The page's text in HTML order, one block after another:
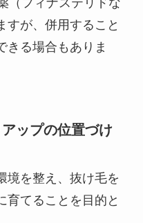
（フィナステリドな
すが、併用すること
きる場合もありま
ップの位置づけ
境を整え、抜け毛を
育てることを目的と